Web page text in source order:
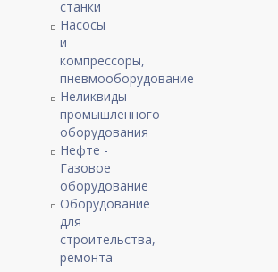
станки
Насосы
и
компрессоры,
пневмооборудование
Неликвиды
промышленного
оборудования
Нефте -
Газовое
оборудование
Оборудование
для
строительства,
ремонта